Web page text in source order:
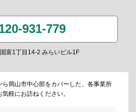
931-779
富1丁目14-2 みらいビル1F
岡山市中心部をカバーした、各事業所
軽にお訪ねください。